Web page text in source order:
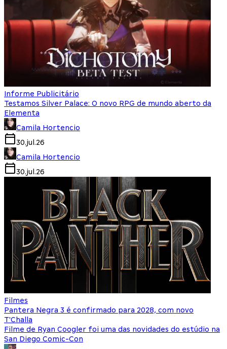
Informe Publicitário
Testamos Silver Palace: O novo RPG de mundo aberto da
Elementa
Camila Hortencio
30.jul.26
Camila Hortencio
30.jul.26
Filmes
Pantera Negra 3 é confirmado para 2028, com novo
T'Challa
Filme de Ryan Coogler foi uma das novidades do estúdio na
San Diego Comic-Con